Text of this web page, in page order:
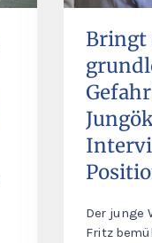
Bringt
Der junge
Fritz